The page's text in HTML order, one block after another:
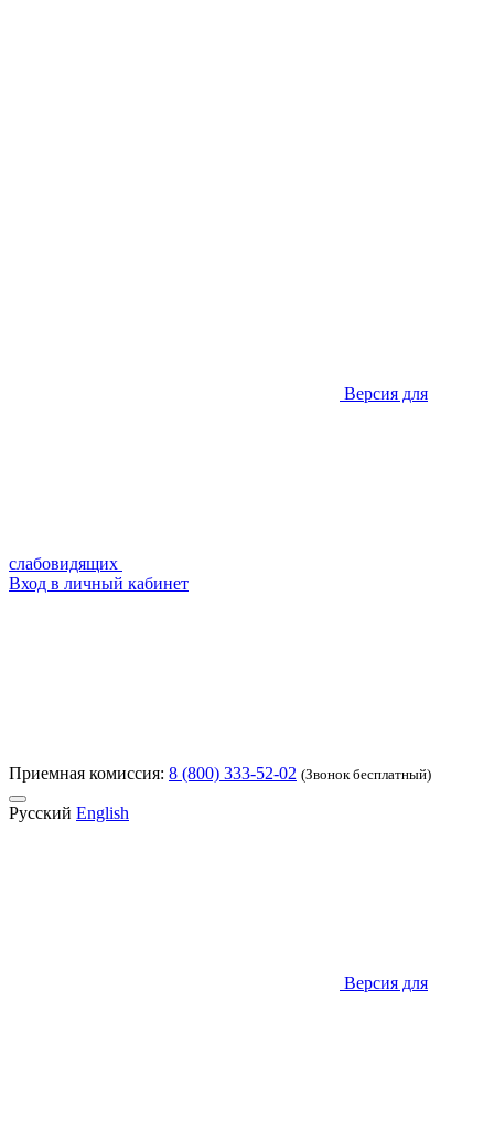
Версия для
слабовидящих
Вход в личный кабинет
Приемная комиссия: 8 (800) 333-52-02 (Звонок бесплатный)
Русский English
Версия для